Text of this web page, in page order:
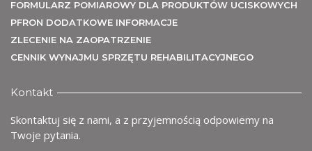
FORMULARZ POMIAROWY DLA PRODUKTÓW UCISKOWYCH
PFRON DODATKOWE INFORMACJE
ZLECENIE NA ZAOPATRZENIE
CENNIK WYNAJMU SPRZĘTU REHABILITACYJNEGO
Kontakt
Skontaktuj się z nami, a z przyjemnością odpowiemy na
Twoje pytania.